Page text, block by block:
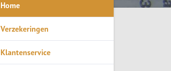
Home
Verzekeringen
Klantenservice